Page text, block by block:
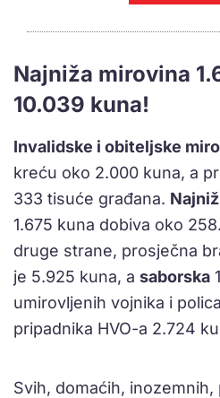
Najniža mirovina
10.039 kuna!
Invalidske i obiteljske
kreću oko 2.000 kuna, a
333 tisuće građana.
1.675 kuna dobiva oko
druge strane, prosječna
je 5.925 kuna, a saborska
umirovljenih vojnika i
pripadnika HVO-a 2.724
Svih, domaćih, inozemnih,